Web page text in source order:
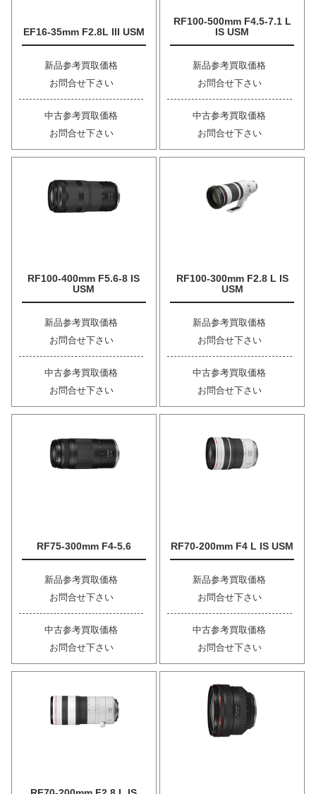
EF16-35mm F2.8L III USM
新品参考買取価格
お問合せ下さい
中古参考買取価格
お問合せ下さい
RF100-500mm F4.5-7.1 L
IS USM
新品参考買取価格
お問合せ下さい
中古参考買取価格
お問合せ下さい
RF100-400mm F5.6-8 IS
USM
新品参考買取価格
お問合せ下さい
中古参考買取価格
お問合せ下さい
RF100-300mm F2.8 L IS
USM
新品参考買取価格
お問合せ下さい
中古参考買取価格
お問合せ下さい
RF75-300mm F4-5.6
新品参考買取価格
お問合せ下さい
中古参考買取価格
お問合せ下さい
RF70-200mm F4 L IS USM
新品参考買取価格
お問合せ下さい
中古参考買取価格
お問合せ下さい